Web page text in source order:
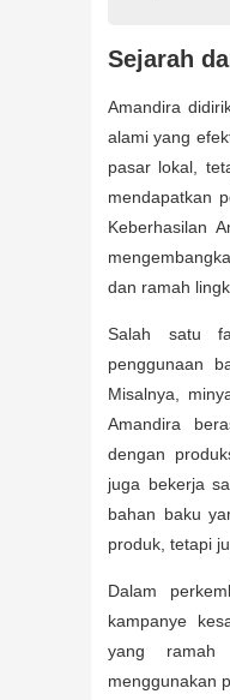
Sejarah
Amandira
alami yang
pasar lokal,
mendapatkan
Keberhasilan
dan ramah
Salah satu
penggunaan
Misalnya,
Amandira
dengan
juga bekerja
bahan baku
produk, tetapi
Dalam
kampanye
yang ramah
menggunakan